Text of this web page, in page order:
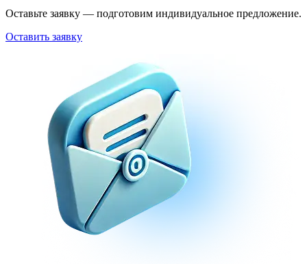
Оставьте заявку — подготовим индивидуальное предложение.
Оставить заявку